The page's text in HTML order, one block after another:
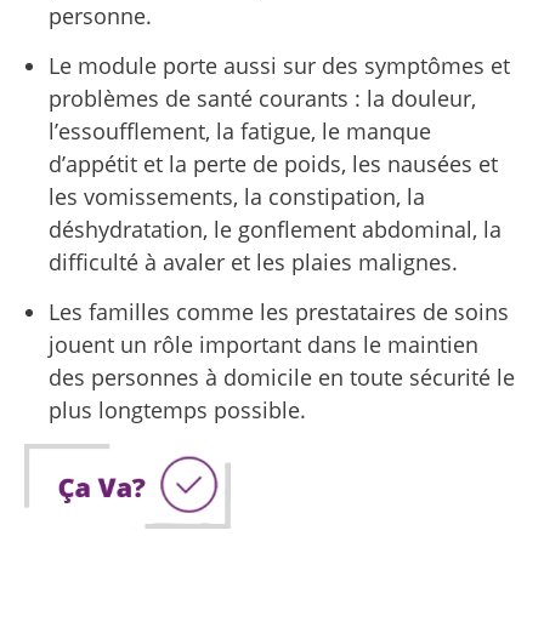
personne.
Le module porte aussi sur des symptômes et
problèmes de santé courants : la douleur,
l’essoufflement, la fatigue, le manque
d’appétit et la perte de poids, les nausées et
les vomissements, la constipation, la
déshydratation, le gonflement abdominal, la
difficulté à avaler et les plaies malignes.
Les familles comme les prestataires de soins
jouent un rôle important dans le maintien
des personnes à domicile en toute sécurité le
plus longtemps possible.